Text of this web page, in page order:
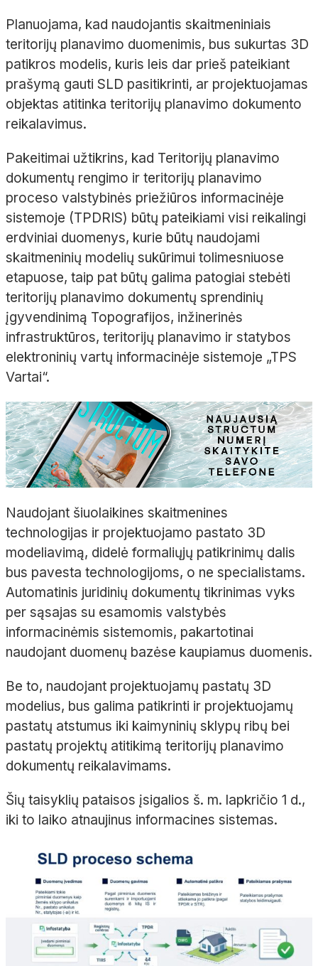
Planuojama, kad naudojantis skaitmeniniais
teritorijų planavimo duomenimis, bus sukurtas 3D
patikros modelis, kuris leis dar prieš pateikiant
prašymą gauti SLD pasitikrinti, ar projektuojamas
objektas atitinka teritorijų planavimo dokumento
reikalavimus.
Pakeitimai užtikrins, kad Teritorijų planavimo
dokumentų rengimo ir teritorijų planavimo
proceso valstybinės priežiūros informacinėje
sistemoje (TPDRIS) būtų pateikiami visi reikalingi
erdviniai duomenys, kurie būtų naudojami
skaitmeninių modelių sukūrimui tolimesniuose
etapuose, taip pat būtų galima patogiai stebėti
teritorijų planavimo dokumentų sprendinių
įgyvendinimą Topografijos, inžinerinės
infrastruktūros, teritorijų planavimo ir statybos
elektroninių vartų informacinėje sistemoje „TPS
Vartai“.
Naudojant šiuolaikines skaitmenines
technologijas ir projektuojamo pastato 3D
modeliavimą, didelė formaliųjų patikrinimų dalis
bus pavesta technologijoms, o ne specialistams.
Automatinis juridinių dokumentų tikrinimas vyks
per sąsajas su esamomis valstybės
informacinėmis sistemomis, pakartotinai
naudojant duomenų bazėse kaupiamus duomenis.
Be to, naudojant projektuojamų pastatų 3D
modelius, bus galima patikrinti ir projektuojamų
pastatų atstumus iki kaimyninių sklypų ribų bei
pastatų projektų atitikimą teritorijų planavimo
dokumentų reikalavimams.
Šių taisyklių pataisos įsigalios š. m. lapkričio 1 d.,
iki to laiko atnaujinus informacines sistemas.